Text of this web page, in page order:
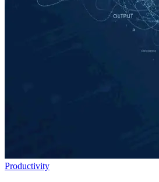
Productivity